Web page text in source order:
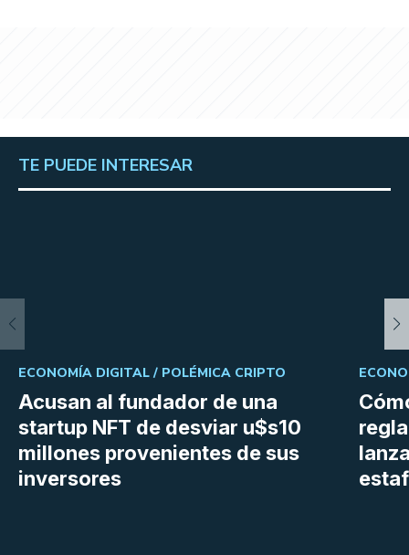
TE PUEDE INTERESAR
Acusan al fundador de una
startup NFT de desviar u$s10
millones provenientes de sus
inversores
ECONOMÍA DIGITAL / POLÉMICA CRIPTO